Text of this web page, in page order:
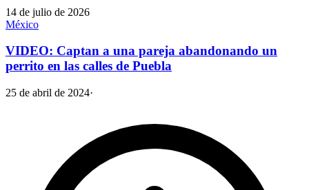
14 de julio de 2026
México
VIDEO: Captan a una pareja abandonando un
perrito en las calles de Puebla
25 de abril de 2024·